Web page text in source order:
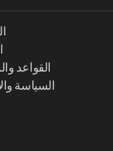
القواعد
السياسة